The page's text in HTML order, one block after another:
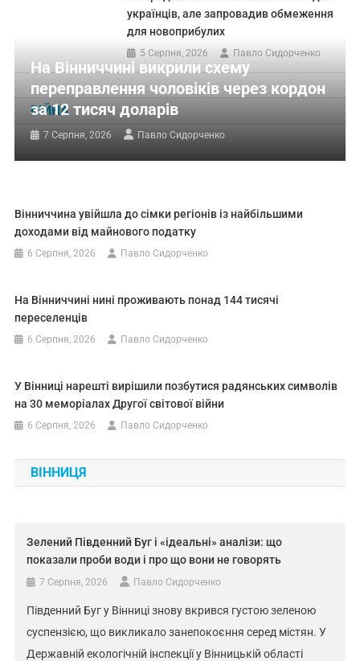
українців, але запровадив обмеження
для новоприбулих
5 Серпня, 2026 Павло Сидорченко
ВІЙНА
На Вінниччині викрили схему
переправлення чоловіків через кордон
за 12 тисяч доларів
7 Серпня, 2026 Павло Сидорченко
Вінниччина увійшла до сімки регіонів із найбільшими
доходами від майнового податку
6 Серпня, 2026 Павло Сидорченко
На Вінниччині нині проживають понад 144 тисячі
переселенців
6 Серпня, 2026 Павло Сидорченко
У Вінниці нарешті вирішили позбутися радянських символів
на 30 меморіалах Другої світової війни
6 Серпня, 2026 Павло Сидорченко
ВІННИЦЯ
Зелений Південний Буг і «ідеальні» аналізи: що
показали проби води і про що вони не говорять
7 Серпня, 2026 Павло Сидорченко
Південний Буг у Вінниці знову вкрився густою зеленою
суспензією, що викликало занепокоєння серед містян. У
Державній екологічній інспекції у Вінницькій області